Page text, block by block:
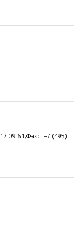
09-61,Факс: +7 (495)